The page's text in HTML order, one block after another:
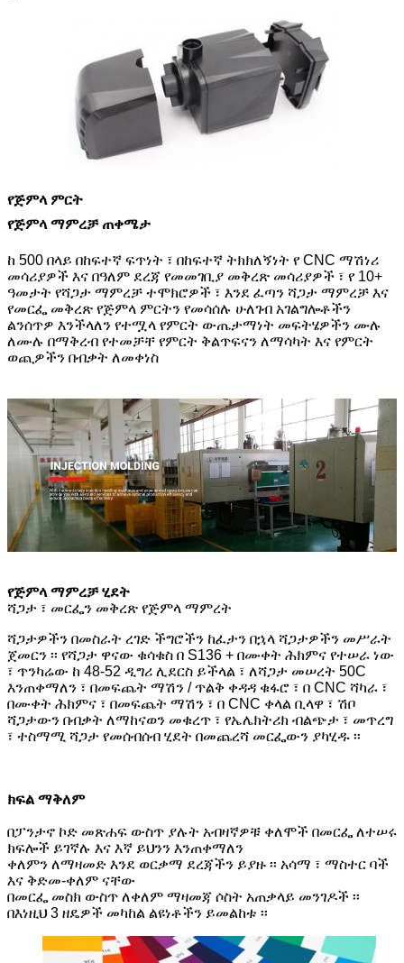
የጅምላ ምርት
የጅምላ ማምረቻ ጠቀሜታ
ከ 500 በላይ በከፍተኛ ፍጥነት ፣ በከፍተኛ ትክክለኝነት የ CNC ማሽነሪ
መሳሪያዎች እና በዓለም ደረጃ የመመገቢያ መቅረጽ መሳሪያዎች ፣ የ 10+
ዓመታት የሻጋታ ማምረቻ ተሞክሮዎች ፣ እንደ ፈጣን ሻጋታ ማምረቻ እና
የመርፌ መቅረጽ የጅምላ ምርትን የመሳሰሉ ሁለገብ አገልግሎቶችን
ልንሰጥዎ እንችላለን የተሟላ የምርት ውጤታማነት መፍትሄዎችን ሙሉ
ለሙሉ በማቅረብ የተመቻቸ የምርት ቅልጥፍናን ለማሳካት እና የምርት
ወጪዎችን በብቃት ለመቀነስ
የጅምላ ማምረቻ ሂደት
ሻጋታ ፣ መርፌን መቅረጽ የጅምላ ማምረት
ሻጋታዎችን በመስራት ረገድ ችግሮችን ከፈታን በኋላ ሻጋታዎችን መሥራት
ጀመርን ፡፡ የሻጋታ ዋናው ቁሳቁስ በ S136 + በሙቀት ሕክምና የተሠራ ነው
፣ ጥንካሬው ከ 48-52 ዲግሪ ሊደርስ ይችላል ፣ ለሻጋታ መሠረት 50C
እንጠቀማለን ፣ በመፍጨት ማሽን / ጥልቅ ቀዳዳ ቁፋሮ ፣ በ CNC ሻካራ ፣
በሙቀት ሕክምና ፣ በመፍጨት ማሽን ፣ በ CNC ቀላል ቢላዋ ፣ ሽቦ
ሻጋታውን በብቃት ለማከናወን መቁረጥ ፣ የኤሌክትሪክ ብልጭታ ፣ መጥረግ
፣ ተስማሚ ሻጋታ የመሰብሰብ ሂደት በመጨረሻ መርፌውን ያካሂዱ ፡፡
ክፍል ማቅለም
በፓንታኖ ኮድ መጽሐፍ ውስጥ ያሉት አብዛኛዎቹ ቀለሞች በመርፌ ለተሠሩ
ክፍሎች ይገኛሉ እና እኛ ይህንን እንጠቀማለን
ቀለምን ለማዛመድ እንደ ወርቃማ ደረጃችን ይያዙ ፡፡ አሳማ ፣ ማስተር ባች
እና ቅድመ-ቀለም ናቸው
በመርፌ መስክ ውስጥ ለቀለም ማዛመጃ ሶስት አጠቃላይ መንገዶች ፡፡
በእነዚህ 3 ዘዴዎች መካከል ልዩነቶችን ይመልከቱ ፡፡